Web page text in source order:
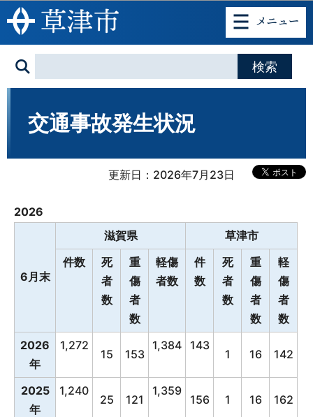
このページの本文へ移動
交通事故発生状況
更新日：2026年7月23日
2026
6月末
滋賀県
草津市
件数
死
者
数
重
傷
者
数
軽傷
者数
件
数
死
者
数
重
傷
者
数
軽
傷
者
数
2026
年
1,272
15 153
1,384 143
1 16 142
2025
年
1,240
25 121
1,359
156 1 16 162